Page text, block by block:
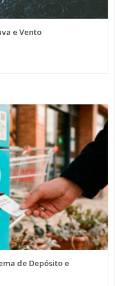
e Vento
de Depósito e